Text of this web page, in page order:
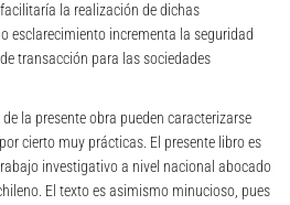
la realización de dichas
esclarecimiento incrementa la seguridad
transacción para las sociedades
la presente obra pueden caracterizarse
cierto muy prácticas. El presente libro es
investigativo a nivel nacional abocado
El texto es asimismo minucioso, pues